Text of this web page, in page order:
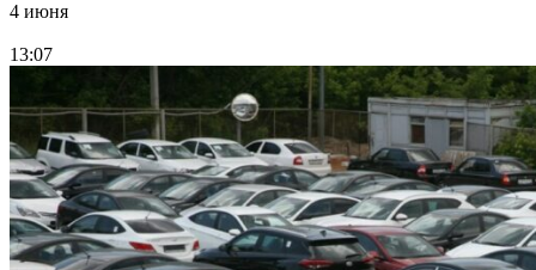
4 июня
13:07